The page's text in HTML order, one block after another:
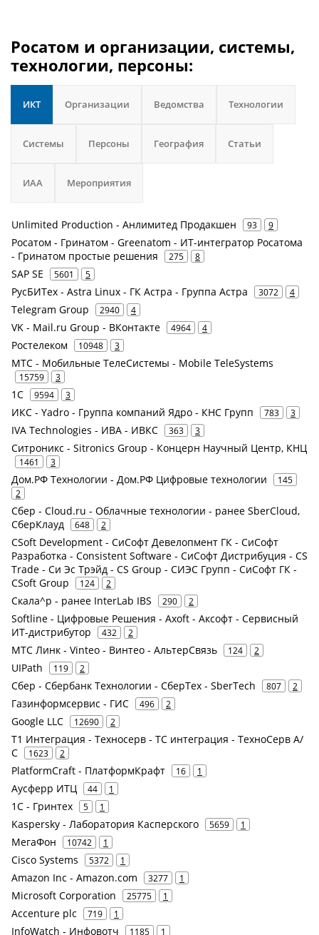
Росатом и организации, системы,
технологии, персоны:
ИКТ Организации Ведомства Технологии
Системы Персоны География Статьи
ИАА Мероприятия
Unlimited Production - Анлимитед Продакшен 93 9
Росатом - Гринатом - Greenatom - ИТ-интегратор Росатома
- Гринатом простые решения
275 8
SAP SE 5601 5
РусБИТех - Astra Linux - ГК Астра - Группа Астра 3072 4
Telegram Group 2940 4
VK - Mail.ru Group - ВКонтакте 4964 4
Ростелеком 10948 3
МТС - Мобильные ТелеСистемы - Mobile TeleSystems
15759 3
1С 9594 3
ИКС - Yadro - Группа компаний Ядро - КНС Групп 783 3
IVA Technologies - ИВА - ИВКС 363 3
Ситроникс - Sitronics Group - Концерн Научный Центр, КНЦ
1461 3
Дом.РФ Технологии - Дом.РФ Цифровые технологии
145
2
Сбер - Cloud.ru - Облачные технологии - ранее SberCloud,
СберКлауд
648 2
CSoft Development - СиСофт Девелопмент ГК - СиСофт
Разработка - Consistent Software - СиСофт Дистрибуция - CS
Trade - Си Эс Трэйд - CS Group - СИЭС Групп - СиСофт ГК -
CSoft Group
124 2
Скала^р - ранее InterLab IBS 290 2
Softline - Цифровые Решения - Axoft - Аксофт - Сервисный
ИТ-дистрибутор
432 2
МТС Линк - Vinteo - Винтео - АльтерСвязь 124 2
UIPath 119 2
Сбер - Сбербанк Технологии - СберТех - SberTech 807 2
Газинформсервис - ГИС 496 2
Google LLC 12690 2
Т1 Интеграция - Техносерв - ТС интеграция - ТехноСерв А/
С
1623 2
PlatformCraft - ПлатформКрафт 16 1
Аусферр ИТЦ 44 1
1С - Гринтех 5 1
Kaspersky - Лаборатория Касперского 5659 1
МегаФон 10742 1
Cisco Systems 5372 1
Amazon Inc - Amazon.com 3277 1
Microsoft Corporation 25775 1
Accenture plc 719 1
InfoWatch - Инфовотч 1185 1